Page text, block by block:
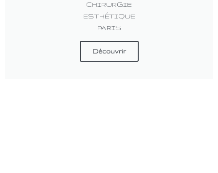
CHIRURGIE
ESTHÉTIQUE
PARIS
Découvrir